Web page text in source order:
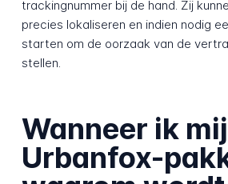
trackingnummer bij de hand. Zij
precies lokaliseren en indien nodig
starten om de oorzaak van de
stellen.
Wanneer ik
Urbanfox-